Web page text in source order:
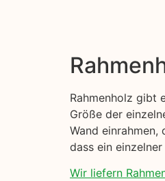
Rahmenholz gibt
Größe der
Wand
dass ein
Wir liefern